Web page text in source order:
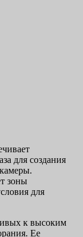
для создания
зоны
для
к высоким
Ее